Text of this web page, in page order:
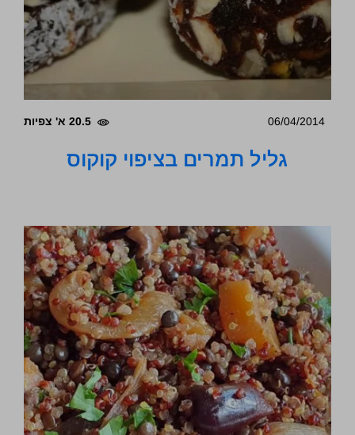
06/04/2014 20.5 א' צפיות
גליל תמרים בציפוי קוקוס